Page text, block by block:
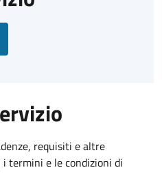
requisiti e altre
termini e le condizioni di